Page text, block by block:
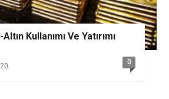
Kullanımı Ve Yatırımı
0